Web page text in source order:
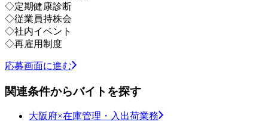
◇定期健康診断
◇従業員持株会
◇社内イベント
◇再雇用制度
応募画面に進む
関連条件からバイトを探す
大阪府×在庫管理・入出荷業務